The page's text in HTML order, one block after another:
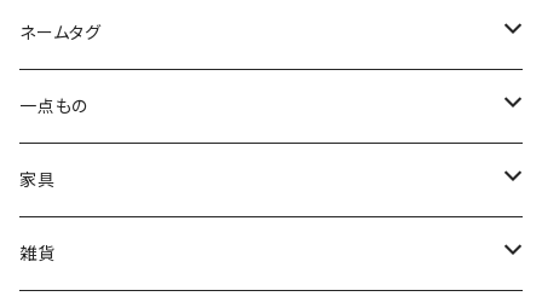
ネームタグ
スタンダード
一点もの
卓上オブジェ
壁掛けオブジェ
家具
スツール
雑貨